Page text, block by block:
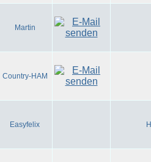
Martin
Country-HAM
Easyfelix